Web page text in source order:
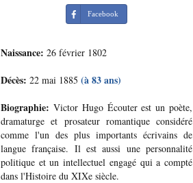
Facebook
Naissance: 26 février 1802
Décès: 22 mai 1885 (à 83 ans)
Biographie: Victor Hugo Écouter est un poète,
dramaturge et prosateur romantique considéré
comme l'un des plus importants écrivains de
langue française. Il est aussi une personnalité
politique et un intellectuel engagé qui a compté
dans l'Histoire du XIXe siècle.